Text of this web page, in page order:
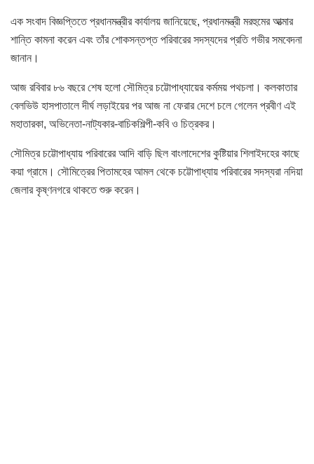
এক সংবাদ বিজ্ঞপ্তিতে প্রধানমন্ত্রীর কার্যালয় জানিয়েছে, প্রধানমন্ত্রী মরহুমের আত্মার
শান্তি কামনা করেন এবং তাঁর শোকসন্তপ্ত পরিবারের সদস্যদের প্রতি গভীর সমবেদনা
জানান।
আজ রবিবার ৮৬ বছরে শেষ হলো সৌমিত্র চট্টোপাধ্যায়ের কর্মময় পথচলা। কলকাতার
বেলভিউ হাসপাতালে দীর্ঘ লড়াইয়ের পর আজ না ফেরার দেশে চলে গেলেন প্রবীণ এই
মহাতারকা, অভিনেতা-নাট্যকার-বাচিকশিল্পী-কবি ও চিত্রকর।
সৌমিত্র চট্টোপাধ্যায় পরিবারের আদি বাড়ি ছিল বাংলাদেশের কুষ্টিয়ার শিলাইদহের কাছে
কয়া গ্রামে। সৌমিত্রের পিতামহের আমল থেকে চট্টোপাধ্যায় পরিবারের সদস্যরা নদিয়া
জেলার কৃষ্ণনগরে থাকতে শুরু করেন।